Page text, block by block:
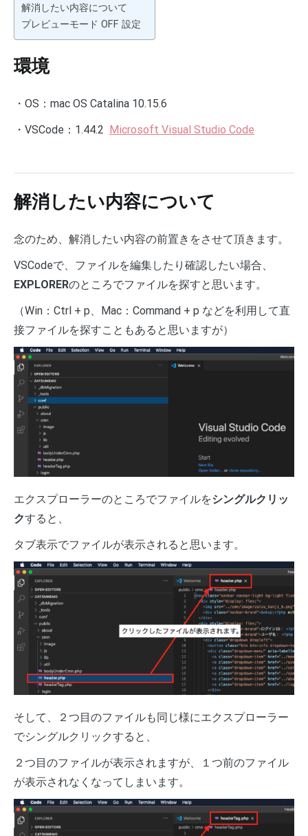
解消したい内容について
プレビューモード OFF 設定
環境
・OS：mac OS Catalina 10.15.6
・VSCode：1.44.2 Microsoft Visual Studio Code
解消したい内容について
念のため、解消したい内容の前置きをさせて頂きます。
VSCodeで、ファイルを編集したり確認したい場合、
EXPLORERのところでファイルを探すと思います。
（Win：Ctrl + p、Mac：Command + p などを利用して直
接ファイルを探すこともあると思いますが）
エクスプローラーのところでファイルをシングルクリッ
クすると、
タブ表示でファイルが表示されると思います。
そして、２つ目のファイルも同じ様にエクスプローラー
でシングルクリックすると、
２つ目のファイルが表示されますが、１つ前のファイル
が表示されなくなってしまいます。